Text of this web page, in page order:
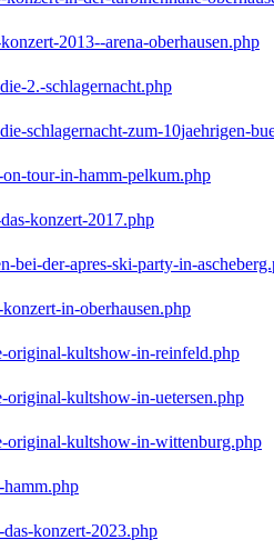
2013--arena-oberhausen.php
2.-schlagernacht.php
schlagernacht-zum-10jaehrigen-
tour-in-hamm-pelkum.php
konzert-2017.php
bei-der-apres-ski-party-in-
in-oberhausen.php
original-kultshow-in-reinfeld.php
original-kultshow-in-uetersen.php
original-kultshow-in-wittenburg.php
konzert-2023.php